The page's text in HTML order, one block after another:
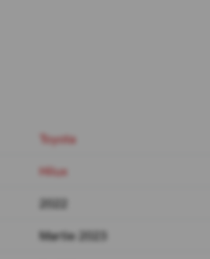
Toyota
Hilux
2022
Martie 2023